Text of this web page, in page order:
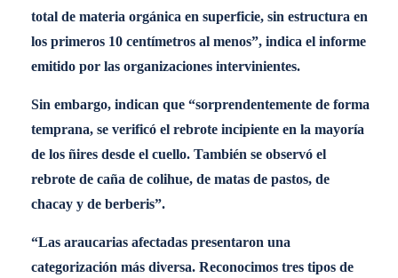
total de materia orgánica en superficie, sin estructura en
los primeros 10 centímetros al menos”, indica el informe
emitido por las organizaciones intervinientes.
Sin embargo, indican que “sorprendentemente de forma
temprana, se verificó el rebrote incipiente en la mayoría
de los ñires desde el cuello. También se observó el
rebrote de caña de colihue, de matas de pastos, de
chacay y de berberis”.
“Las araucarias afectadas presentaron una
categorización más diversa. Reconocimos tres tipos de